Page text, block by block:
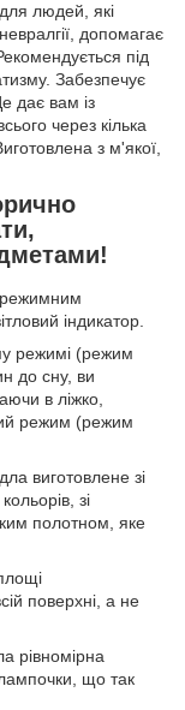
людей, які
допомагає
під
Забезпечує
дає вам із
через кілька
з м'якої,
індикатор.
режимі (режим
до сну, ви
в ліжко,
режим (режим
виготовлене зі
зі
полотном, яке
поверхні, а не
рівномірна
що так